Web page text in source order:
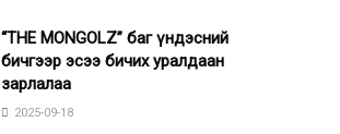
“THE MONGOLZ” баг үндэсний
бичгээр эсээ бичих уралдаан
зарлалаа
2025-09-18